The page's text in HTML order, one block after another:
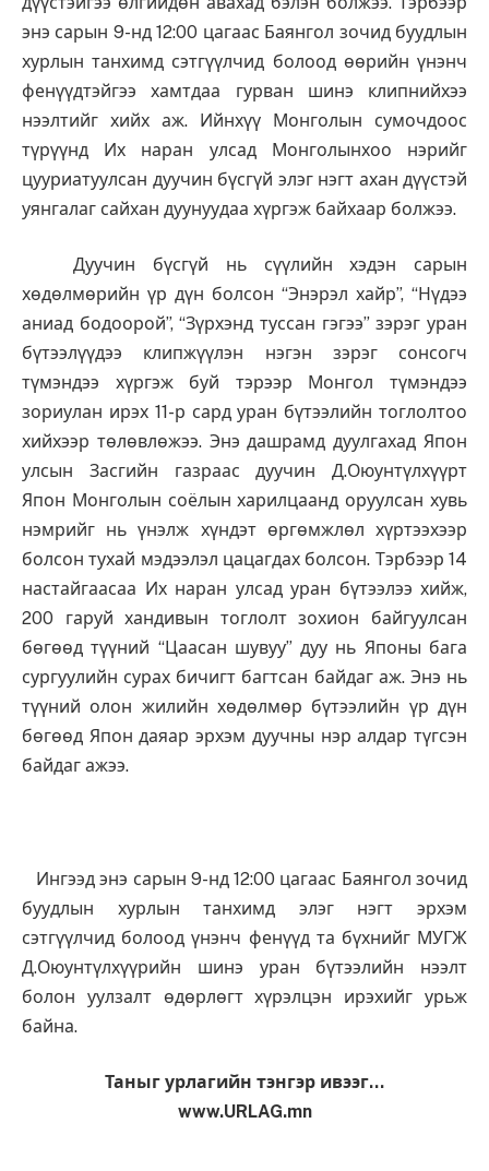
энэ сарын 9-нд 12:00 цагаас Баянгол зочид буудлын
хурлын танхимд сэтгүүлчид болоод өөрийн үнэнч
фенүүдтэйгээ хамтдаа гурван шинэ клипнийхээ
нээлтийг хийх аж. Ийнхүү Монголын сумочдоос
түрүүнд Их наран улсад Монголынхоо нэрийг
цууриатуулсан дуучин бүсгүй элэг нэгт ахан дүүстэй
уянгалаг сайхан дуунуудаа хүргэж байхаар болжээ.
Дуучин бүсгүй нь сүүлийн хэдэн сарын
хөдөлмөрийн үр дүн болсон “Энэрэл хайр”, “Нүдээ
аниад бодоорой”, “Зүрхэнд туссан гэгээ” зэрэг уран
бүтээлүүдээ клипжүүлэн нэгэн зэрэг сонсогч
түмэндээ хүргэж буй тэрээр Монгол түмэндээ
зориулан ирэх 11-р сард уран бүтээлийн тоглолтоо
хийхээр төлөвлөжээ. Энэ дашрамд дуулгахад Япон
улсын Засгийн газраас дуучин Д.Оюунтүлхүүрт
Япон Монголын соёлын харилцаанд оруулсан хувь
нэмрийг нь үнэлж хүндэт өргөмжлөл хүртээхээр
болсон тухай мэдээлэл цацагдах болсон. Тэрбээр 14
настайгаасаа Их наран улсад уран бүтээлээ хийж,
200 гаруй хандивын тоглолт зохион байгуулсан
бөгөөд түүний “Цаасан шувуу” дуу нь Японы бага
сургуулийн сурах бичигт багтсан байдаг аж. Энэ нь
түүний олон жилийн хөдөлмөр бүтээлийн үр дүн
бөгөөд Япон даяар эрхэм дуучны нэр алдар түгсэн
байдаг ажээ.
Ингээд энэ сарын 9-нд 12:00 цагаас Баянгол зочид
буудлын хурлын танхимд элэг нэгт эрхэм
сэтгүүлчид болоод үнэнч фенүүд та бүхнийг МУГЖ
Д.Оюунтүлхүүрийн шинэ уран бүтээлийн нээлт
болон уулзалт өдөрлөгт хүрэлцэн ирэхийг урьж
байна.
Таныг урлагийн тэнгэр ивээг…
www.URLAG.mn